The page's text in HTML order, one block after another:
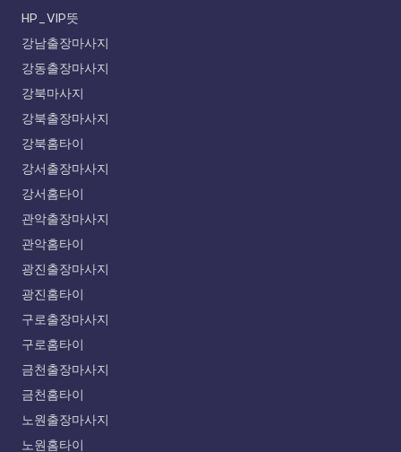
HP_VIP뜻
강남출장마사지
강동출장마사지
강북마사지
강북출장마사지
강북홈타이
강서출장마사지
강서홈타이
관악출장마사지
관악홈타이
광진출장마사지
광진홈타이
구로출장마사지
구로홈타이
금천출장마사지
금천홈타이
노원출장마사지
노원홈타이